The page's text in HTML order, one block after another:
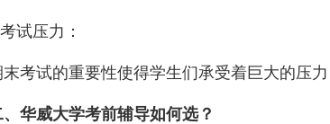
压力：
试的重要性使得学生们承受着巨大的压力
、华威大学考前辅导如何选？